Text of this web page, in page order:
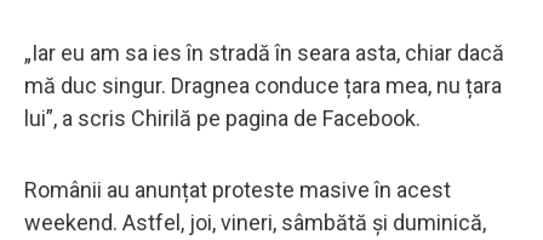
„Iar eu am sa ies în stradă în seara asta, chiar dacă
mă duc singur. Dragnea conduce țara mea, nu țara
lui”, a scris Chirilă pe pagina de Facebook.
Românii au anunțat proteste masive în acest
weekend. Astfel, joi, vineri, sâmbătă și duminică,